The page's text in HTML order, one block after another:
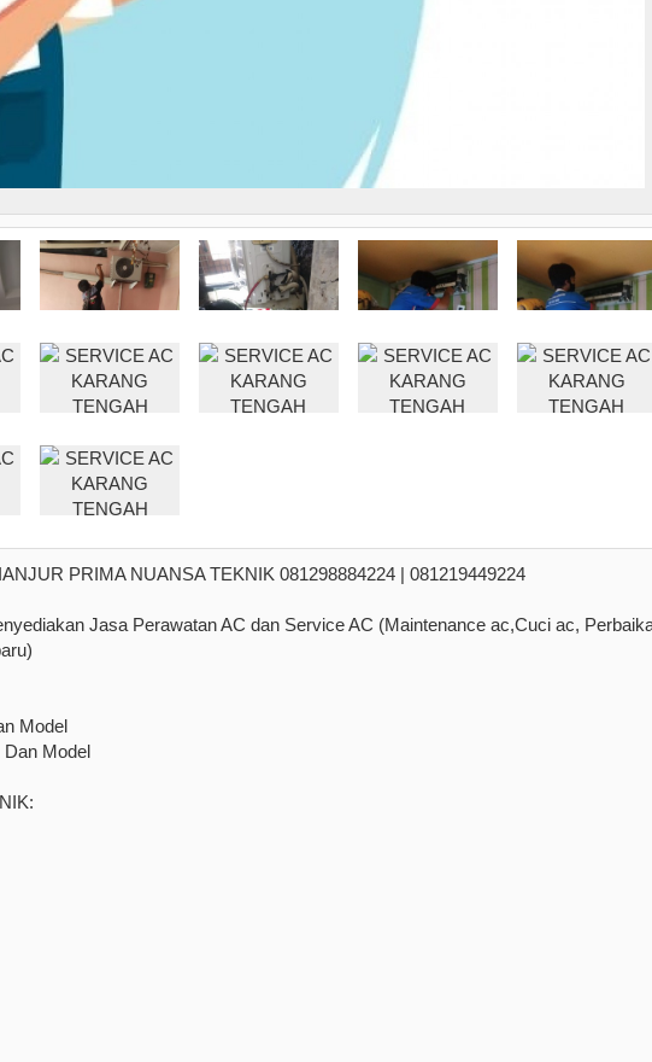
PRIMA NUANSA TEKNIK 081298884224 | 081219449224
Jasa Perawatan AC dan Service AC (Maintenance ac,Cuci ac,
Model
Dan Model